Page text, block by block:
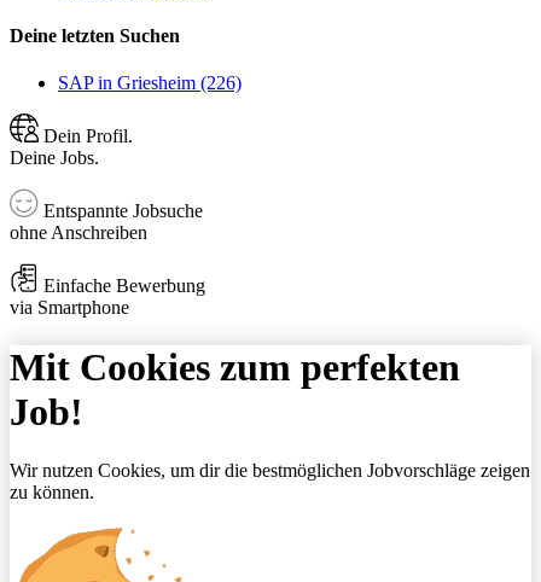
Deine letzten Suchen
SAP in Griesheim (226)
Dein Profil.
Deine Jobs.
Entspannte Jobsuche
ohne Anschreiben
Einfache Bewerbung
via Smartphone
Mit Cookies zum perfekten
Job!
Wir nutzen Cookies, um dir die bestmöglichen Jobvorschläge zeigen
zu können.